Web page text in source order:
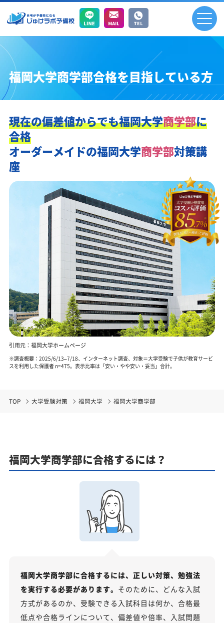
福岡大学商学部合格を目指している方
現在の偏差値からでも福岡大学商学部に
合格
オーダーメイドの福岡大学商学部対策講
座
引用元：福岡大学ホームページ
※調査概要：2025/6/13–7/18、インターネット調査、対象＝大学受験で子供が教育サービ
スを利用した保護者 n=475。表示比率は「安い・やや安い・妥当」合計。
TOP 大学受験対策 福岡大学 福岡大学商学部
福岡大学商学部に合格するには？
福岡大学商学部に合格するには、正しい対策、勉強法
を実行する必要があります。 そのために、どんな入試
方式があるのか、受験できる入試科目は何か、合格最
低点や合格ラインについて、偏差値や倍率、入試問題